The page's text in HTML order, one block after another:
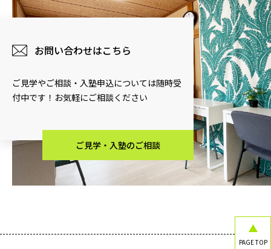
お問い合わせはこちら
ご見学やご相談・入塾申込については随時受
付中です！お気軽にご相談ください
ご見学・入塾のご相談
PAGE TOP